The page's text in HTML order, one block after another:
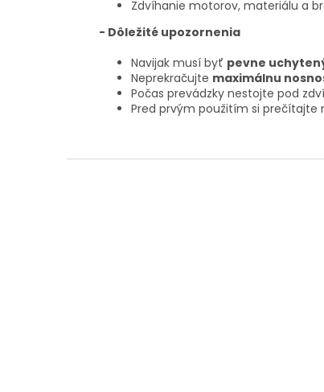
Zdvíhanie motorov, materiálu a
- Dôležité upozornenia
Navijak musí byť pevne
Neprekračujte maximálnu
Počas prevádzky nestojte pod
Pred prvým použitím si prečítajte